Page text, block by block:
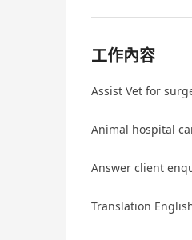
工作內容
Assist Vet for
Animal hospital
Answer client
Translation